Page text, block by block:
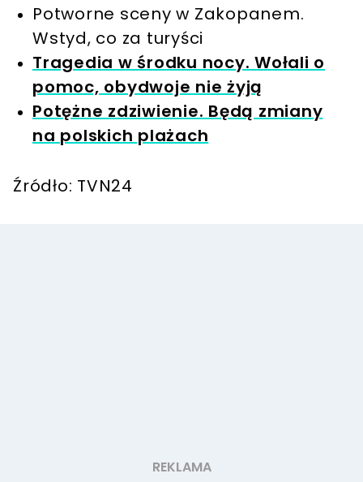
Potworne sceny w Zakopanem.
Wstyd, co za turyści
Tragedia w środku nocy. Wołali o
pomoc, obydwoje nie żyją
Potężne zdziwienie. Będą zmiany
na polskich plażach
Źródło: TVN24